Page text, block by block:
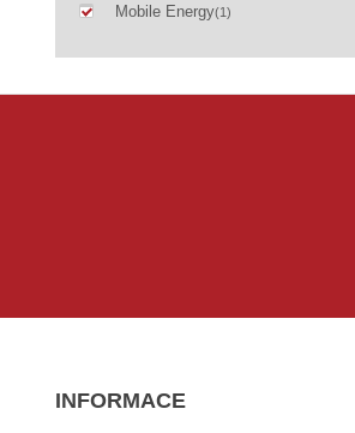
Mobile Energy(1)
INFORMACE